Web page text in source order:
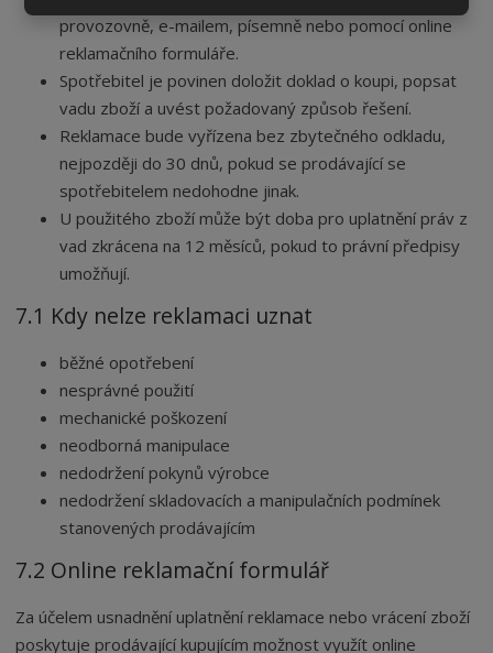
provozovně, e-mailem, písemně nebo pomocí online
reklamačního formuláře.
Spotřebitel je povinen doložit doklad o koupi, popsat
vadu zboží a uvést požadovaný způsob řešení.
Reklamace bude vyřízena bez zbytečného odkladu,
nejpozději do 30 dnů, pokud se prodávající se
spotřebitelem nedohodne jinak.
U použitého zboží může být doba pro uplatnění práv z
vad zkrácena na 12 měsíců, pokud to právní předpisy
umožňují.
7.1 Kdy nelze reklamaci uznat
běžné opotřebení
nesprávné použití
mechanické poškození
neodborná manipulace
nedodržení pokynů výrobce
nedodržení skladovacích a manipulačních podmínek
stanovených prodávajícím
7.2 Online reklamační formulář
Za účelem usnadnění uplatnění reklamace nebo vrácení zboží
poskytuje prodávající kupujícím možnost využít online